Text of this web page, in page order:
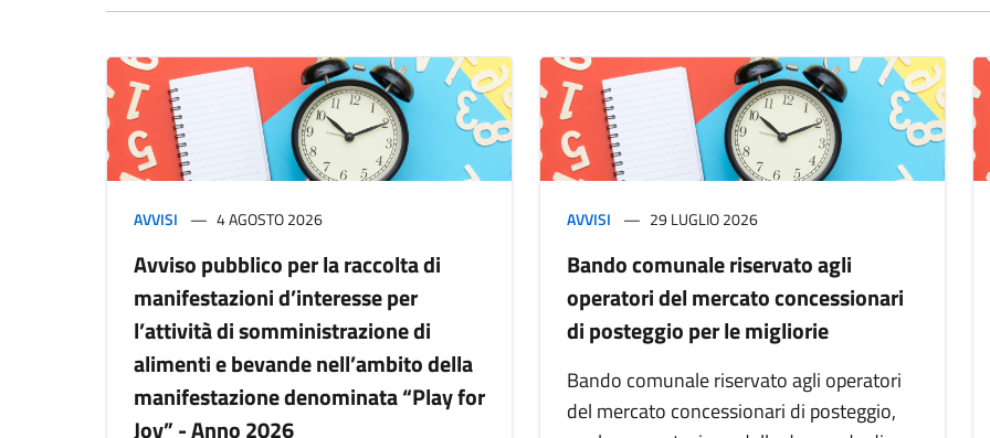
AVVISI 4 AGOSTO 2026
Avviso pubblico per la raccolta di
manifestazioni d’interesse per
l’attività di somministrazione di
alimenti e bevande nell’ambito della
manifestazione denominata “Play for
Joy” - Anno 2026
AVVISI 29 LUGLIO 2026
Bando comunale riservato agli
operatori del mercato concessionari
di posteggio per le migliorie
Bando comunale riservato agli operatori
del mercato concessionari di posteggio,